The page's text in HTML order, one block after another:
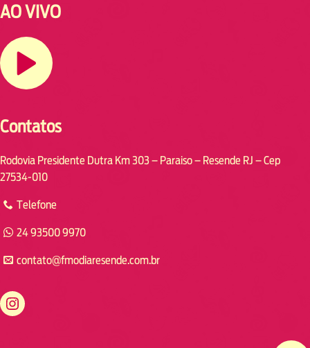
AO VIVO
Contatos
Rodovia Presidente Dutra Km 303 – Paraiso – Resende RJ – Cep
27534-010
Telefone
24 93500 9970
contato@fmodiaresende.com.br
https://www.instagram.com/fmodiaresende